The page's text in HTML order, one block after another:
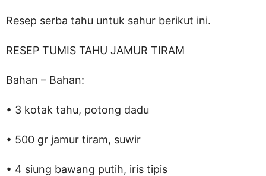
Resep serba tahu untuk sahur berikut ini.
RESEP TUMIS TAHU JAMUR TIRAM
Bahan – Bahan:
• 3 kotak tahu, potong dadu
• 500 gr jamur tiram, suwir
• 4 siung bawang putih, iris tipis